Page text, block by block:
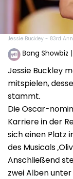
Jessie Buckley - 83rd
Bang Showbiz |
Jessie Buckley
mitspielen,
stammt.
Die Oscar-
Karriere in der
sich einen Platz
des Musicals
Anschließend
zwei Alben